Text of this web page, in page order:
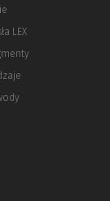
LEX